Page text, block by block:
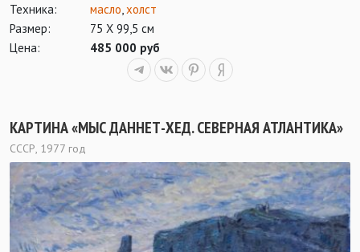
Техника:
масло холст
Размер:
75 Х 99,5 см
Цена:
485 000 руб
КАРТИНА «МЫС ДАННЕТ-ХЕД. СЕВЕРНАЯ АТЛАНТИКА»
СССР, 1977 год